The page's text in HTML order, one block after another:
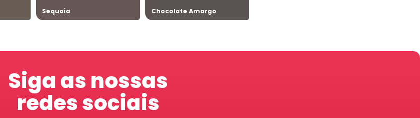
Sequoia Chocolate Amargo
Siga as nossas
redes sociais